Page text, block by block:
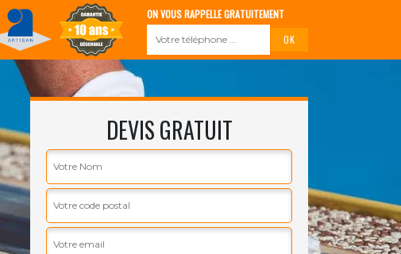
ON VOUS RAPPELLE GRATUITEMENT
DEVIS GRATUIT